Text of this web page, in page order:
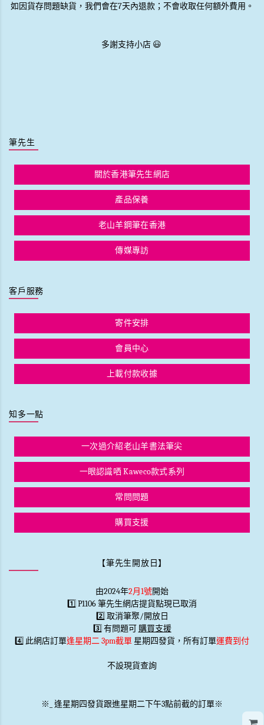
如因貨存問題缺貨，我們會在7天內退款；不會收取任何額外費用。
多謝支持小店 😃
筆先生
關於香港筆先生網店
產品保養
老山羊鋼筆在香港
傳媒專訪
客戶服務
寄件安排
會員中心
上載付款收據
知多一點
一次過介紹老山羊書法筆尖
一眼認識哂 Kaweco款式系列
常問問題
購買支援
【筆先生開放日】
由2024年2月1號開始
1️⃣ P1106 筆先生網店提貨點現已取消
2️⃣ 取消筆聚/開放日
3️⃣ 有問題可 購買支援
4️⃣ 此網店訂單逢星期二 3pm截單 星期四發貨，所有訂單運費到付
不設現貨查詢
※ 逢星期四發貨跟進星期二下午3點前截的訂單※